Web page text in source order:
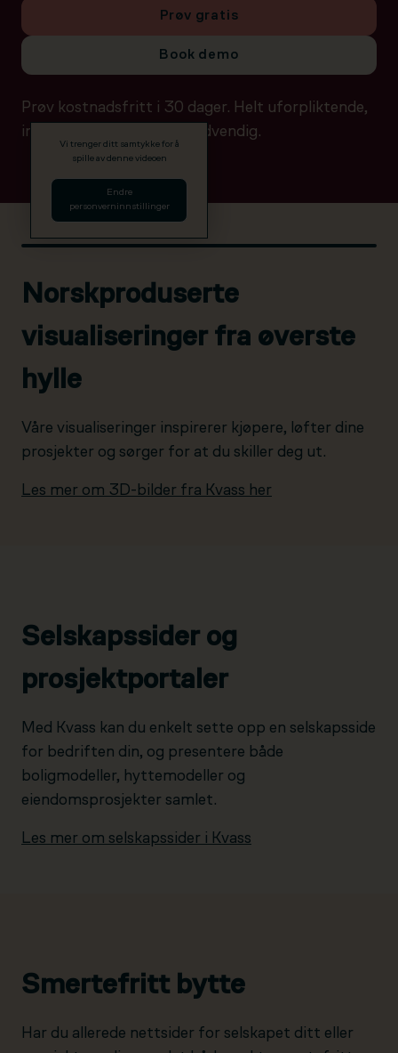
Prøv gratis
Book demo
Prøv kostnadsfritt i 30 dager. Helt uforpliktende,
ingen betalingsdetaljer nødvendig.
Vi trenger ditt samtykke for å
spille av denne videoen
Endre
personverninnstillinger
Norskproduserte
visualiseringer fra øverste
hylle
Våre visualiseringer inspirerer kjøpere, løfter dine
prosjekter og sørger for at du skiller deg ut.
Les mer om 3D-bilder fra Kvass her
Selskapssider og
prosjektportaler
Med Kvass kan du enkelt sette opp en selskapsside
for bedriften din, og presentere både
boligmodeller, hyttemodeller og
eiendomsprosjekter samlet.
Les mer om selskapssider i Kvass
Smertefritt bytte
Har du allerede nettsider for selskapet ditt eller